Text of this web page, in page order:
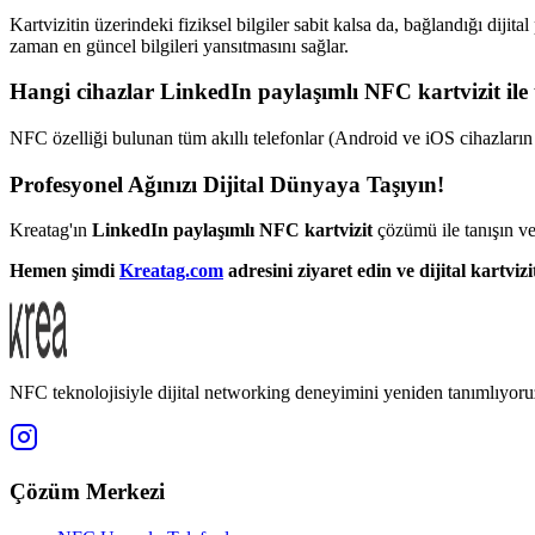
Kartvizitin üzerindeki fiziksel bilgiler sabit kalsa da, bağlandığı
zaman en güncel bilgileri yansıtmasını sağlar.
Hangi cihazlar LinkedIn paylaşımlı NFC kartvizit
NFC özelliği bulunan tüm akıllı telefonlar (Android ve iOS
Profesyonel Ağınızı Dijital Dünyaya Taşıyın!
Kreatag'ın LinkedIn paylaşımlı NFC kartvizitçözümü ile tanışın
Hemen şimdiKreatag.com adresini ziyaret edin ve dijital
NFC teknolojisiyle dijital networking deneyimini yeniden
Çözüm Merkezi